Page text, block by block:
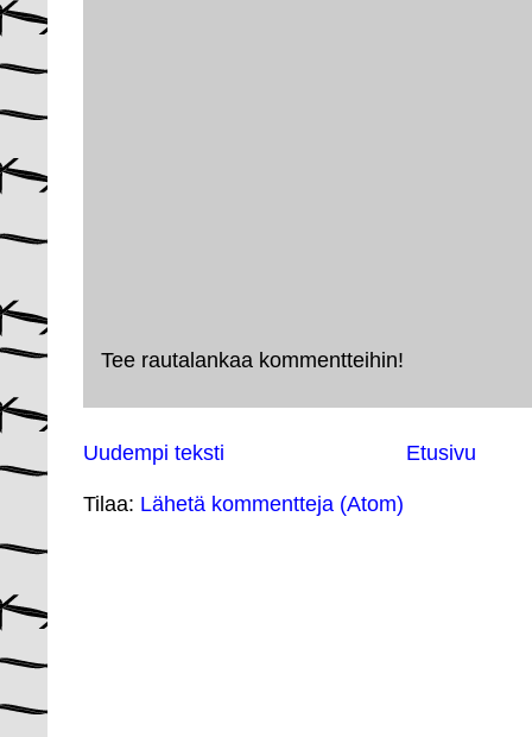
Tee rautalankaa kommentteihin!
Uudempi teksti Etusivu
Tilaa: Lähetä kommentteja (Atom)